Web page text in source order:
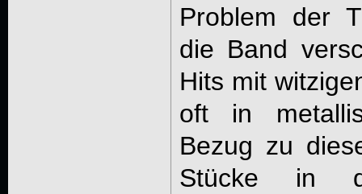
Problem der
die Band
Hits mit
oft in
Bezug zu
Stücke in